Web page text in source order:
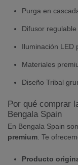
Purga en
Difusor
Iluminación LED
Materiales
Diseño Tribal
Por qué comprar
Bengala Spain
En Bengala Spain
premium . Te
Producto